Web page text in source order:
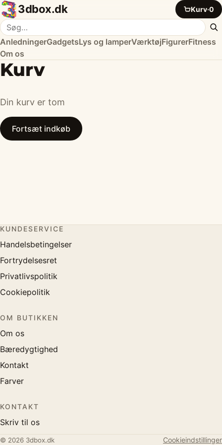
3dbox.dk
Søg i butikken
Kurv·0
AnledningerGadgetsLys og lamperVærktøjFigurerFitness
Om os
Kurv
Din kurv er tom
Fortsæt indkøb
KUNDESERVICE
Handelsbetingelser
Fortrydelsesret
Privatlivspolitik
Cookiepolitik
OM BUTIKKEN
Om os
Bæredygtighed
Kontakt
Farver
KONTAKT
Skriv til os
© 2026 3dbox.dk Cookieindstillinger